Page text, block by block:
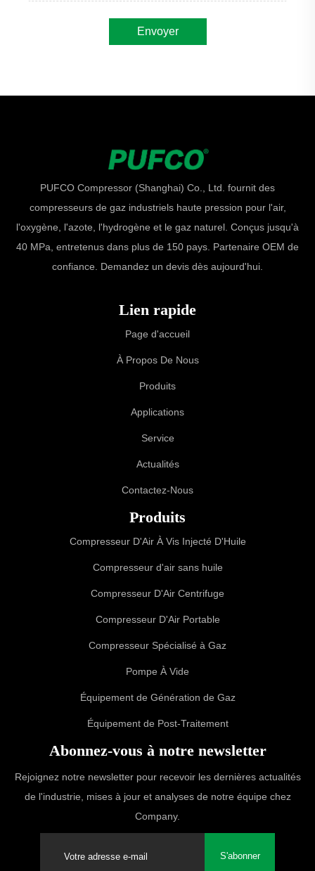
Envoyer
PUFCO Compressor (Shanghai) Co., Ltd. fournit des
compresseurs de gaz industriels haute pression pour l'air,
l'oxygène, l'azote, l'hydrogène et le gaz naturel. Conçus jusqu'à
40 MPa, entretenus dans plus de 150 pays. Partenaire OEM de
confiance. Demandez un devis dès aujourd'hui.
Lien rapide
Page d'accueil
À Propos De Nous
Produits
Applications
Service
Actualités
Contactez-Nous
Produits
Compresseur D'Air À Vis Injecté D'Huile
Compresseur d'air sans huile
Compresseur D'Air Centrifuge
Compresseur D'Air Portable
Compresseur Spécialisé à Gaz
Pompe À Vide
Équipement de Génération de Gaz
Équipement de Post-Traitement
Abonnez-vous à notre newsletter
Rejoignez notre newsletter pour recevoir les dernières actualités
de l'industrie, mises à jour et analyses de notre équipe chez
Company.
S'abonner